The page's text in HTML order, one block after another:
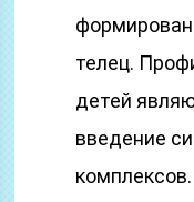
телец.
детей
введение
комплексов.